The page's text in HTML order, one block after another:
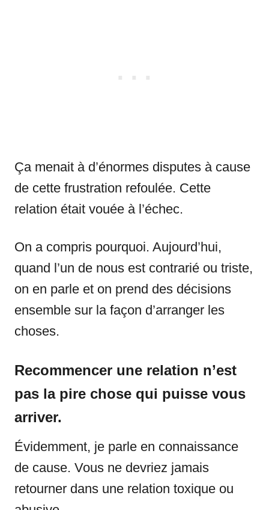
Ça menait à d’énormes disputes à cause
de cette frustration refoulée. Cette
relation était vouée à l’échec.
On a compris pourquoi. Aujourd’hui,
quand l’un de nous est contrarié ou triste,
on en parle et on prend des décisions
ensemble sur la façon d’arranger les
choses.
Recommencer une relation n’est
pas la pire chose qui puisse vous
arriver.
Évidemment, je parle en connaissance
de cause. Vous ne devriez jamais
retourner dans une relation toxique ou